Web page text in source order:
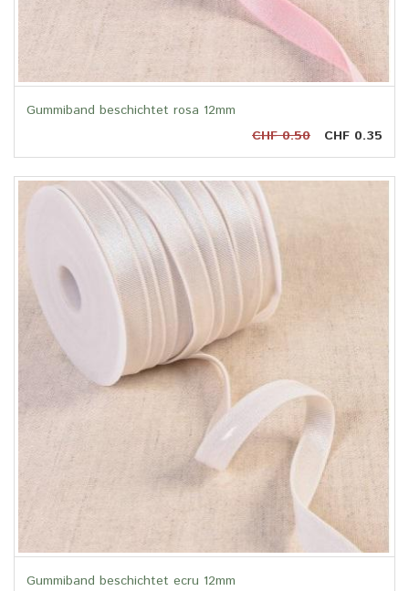
Gummiband beschichtet rosa 12mm
CHF 0.50 CHF 0.35
Gummiband beschichtet ecru 12mm